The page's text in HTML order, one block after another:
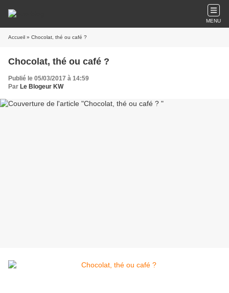
MENU
Accueil » Chocolat, thé ou café ?
Chocolat, thé ou café ?
Publié le 05/03/2017 à 14:59
Par Le Blogeur KW